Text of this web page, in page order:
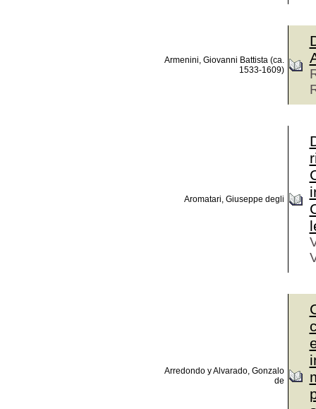
Armenini, Giovanni Battista (ca.
1533-1609)
Aromatari, Giuseppe degli
Arredondo y Alvarado, Gonzalo
de